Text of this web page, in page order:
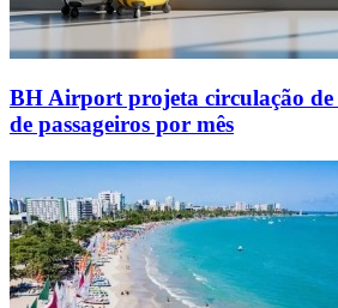
BH Airport projeta circulação de
de passageiros por mês